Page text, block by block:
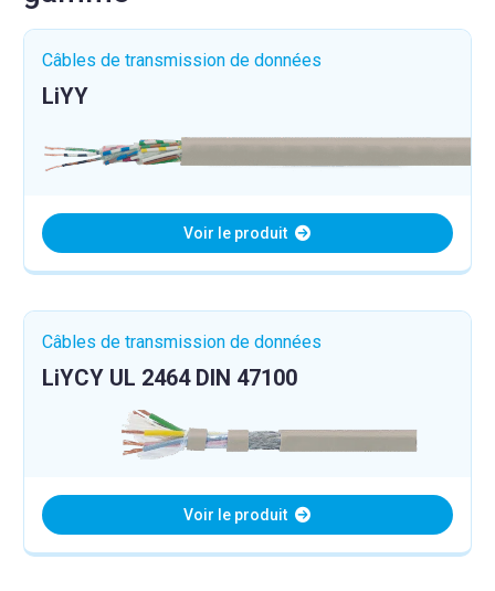
Câbles de transmission de données
LiYY
Voir le produit
Câbles de transmission de données
LiYCY UL 2464 DIN 47100
Voir le produit